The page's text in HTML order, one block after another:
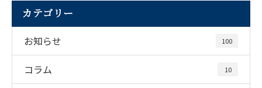
カテゴリー
お知らせ 100
コラム 10